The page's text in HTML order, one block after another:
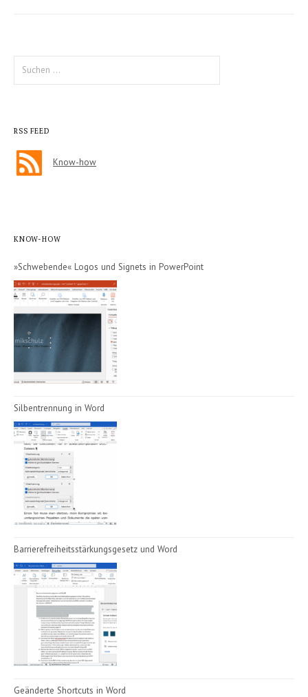
nach:
RSS FEED
Know-how
KNOW-HOW
»Schwebende« Logos und Signets in PowerPoint
Silbentrennung in Word
Barrierefreiheitsstärkungsgesetz und Word
Geänderte Shortcuts in Word